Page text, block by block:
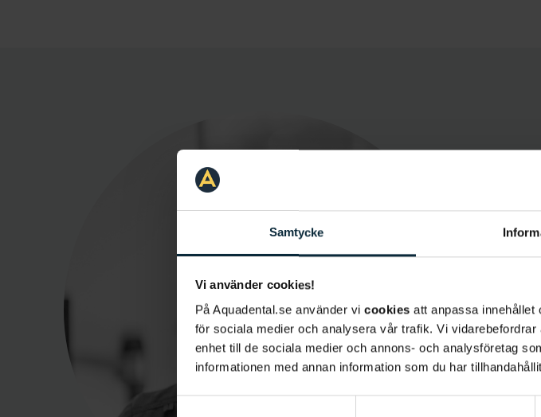
Samtycke
Vi använder cookies!
På Aquadental.se använder vi cookies att anpassa innehållet
för sociala medier och analysera vår trafik. Vi
enhet till de sociala medier och annons- och analysföretag
informationen med annan information som du har